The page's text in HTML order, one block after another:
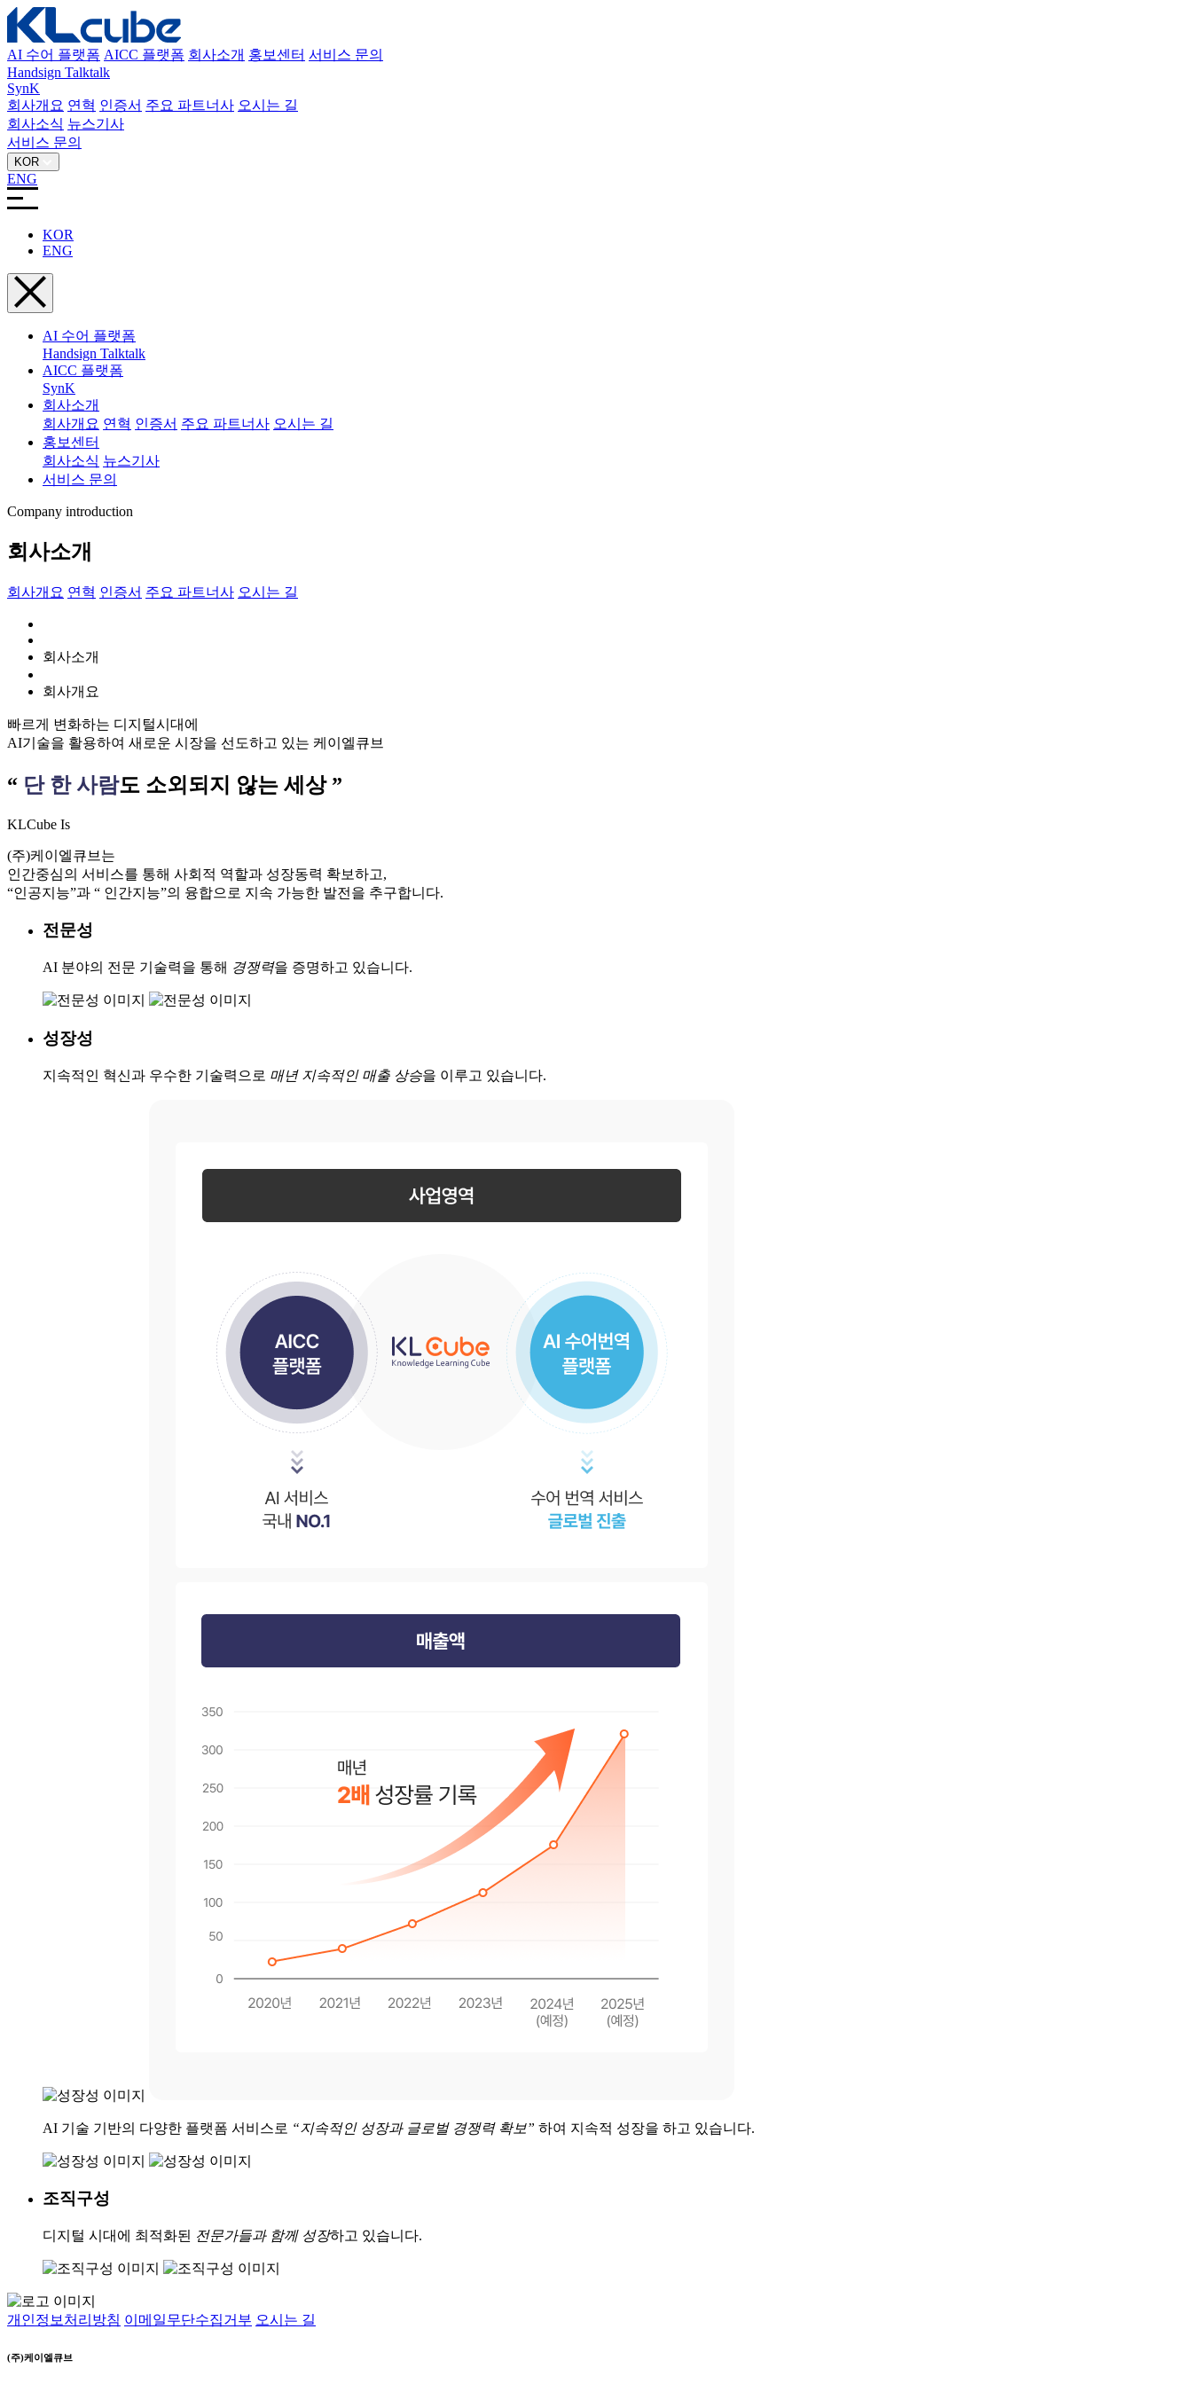
AI 수어 플랫폼 AICC 플랫폼 회사소개 홍보센터 서비스 문의
Handsign Talktalk
SynK
회사개요 연혁 인증서 주요 파트너사 오시는 길
회사소식 뉴스기사
서비스 문의
KOR
ENG
KOR
ENG
AI 수어 플랫폼
Handsign Talktalk
AICC 플랫폼
SynK
회사소개
회사개요 연혁 인증서 주요 파트너사 오시는 길
홍보센터
회사소식 뉴스기사
서비스 문의
Company introduction
회사소개
회사개요 연혁 인증서 주요 파트너사 오시는 길
회사소개
회사개요
빠르게 변화하는 디지털시대에
AI기술을 활용하여 새로운 시장을 선도하고 있는 케이엘큐브
“ 단 한 사람도 소외 되지 않는 세상 ”
KLCube Is
(주)케이엘큐브는
인간중심의 서비스를 통해 사회적 역할과 성장동력 확보하고,
“인공지능”과 “ 인간지능”의 융합으로 지속 가능한 발전을 추구합니다.
전문성
AI 분야의 전문 기술력을 통해 경쟁력을 증명하고 있습니다.
성장성
지속적인 혁신과 우수한 기술력으로 매년 지속적인 매출 상승을 이루고 있습니다.
AI 기술 기반의 다양한 플랫폼 서비스로 “지속적인 성장과 글로벌 경쟁력 확보” 하여 지속적 성장을 하고 있습니다.
조직구성
디지털 시대에 최적화된 전문가들과 함께 성장하고 있습니다.
개인정보처리방침 이메일무단수집거부 오시는 길
(주)케이엘큐브